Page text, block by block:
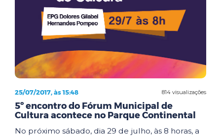
814 visualizações
25/07/2017, às 15:48
5º encontro do Fórum Municipal de
Cultura acontece no Parque Continental
No próximo sábado, dia 29 de julho, às 8 horas, a